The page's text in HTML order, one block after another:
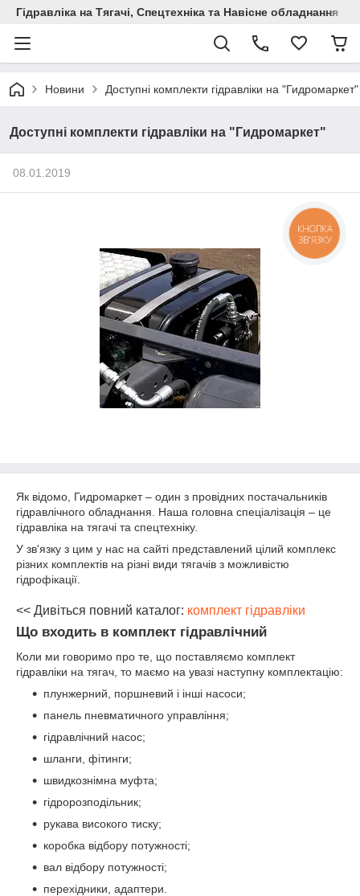
Гідравліка на Тягачі, Спецтехніка та Навісне обладнання
Новини Доступні комплекти гідравліки на "Гидромаркет"
Доступні комплекти гідравліки на "Гидромаркет"
08.01.2019
Як відомо, Гидромаркет – один з провідних постачальників
гідравлічного обладнання. Наша головна спеціалізація – це
гідравліка на тягачі та спецтехніку.
У зв'язку з цим у нас на сайті представлений цілий комплекс
різних комплектів на різні види тягачів з можливістю
гідрофікації.
<< Дивіться повний каталог: комплект гідравліки
Що входить в комплект гідравлічний
Коли ми говоримо про те, що поставляємо комплект
гідравліки на тягач, то маємо на увазі наступну комплектацію:
плунжерний, поршневий і інші насоси;
панель пневматичного управління;
гідравлічний насос;
шланги, фітинги;
швидкознімна муфта;
гідророзподільник;
рукава високого тиску;
коробка відбору потужності;
вал відбору потужності;
перехідники, адаптери.
КНОПКА
ЗВ'ЯЗКУ